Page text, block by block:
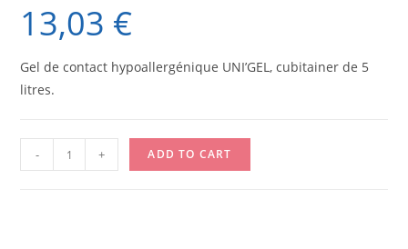
13,03 €
Gel de contact hypoallergénique UNI’GEL, cubitainer de 5
litres.
ULTRASON
- + ADD TO CART